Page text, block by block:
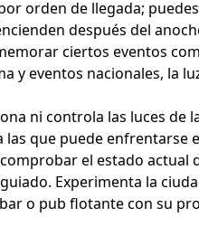
orden de llegada;
después del
ciertos eventos
y eventos nacionales, la
ni controla las luces de
las que puede enfrentarse
el estado actual
Experimenta la
o pub flotante con su